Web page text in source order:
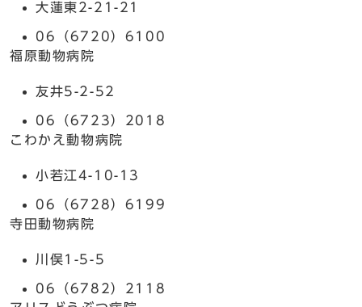
大蓮東2-21-21
06（6720）6100
福原動物病院
友井5-2-52
06（6723）2018
こわかえ動物病院
小若江4-10-13
06（6728）6199
寺田動物病院
川俣1-5-5
06（6782）2118